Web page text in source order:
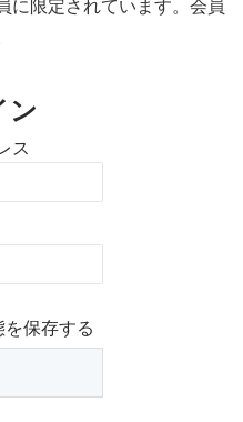
に限定されています。会員
ン
ス
を保存する